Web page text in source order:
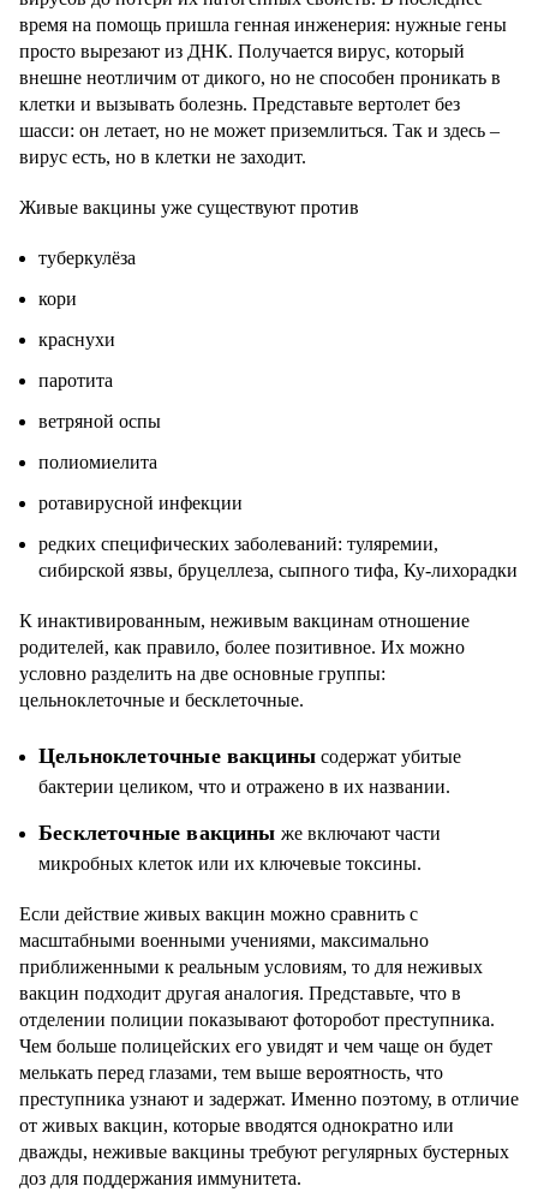
время на помощь пришла генная инженерия: нужные гены
просто вырезают из ДНК. Получается вирус, который
внешне неотличим от дикого, но не способен проникать в
клетки и вызывать болезнь. Представьте вертолет без
шасси: он летает, но не может приземлиться. Так и здесь –
вирус есть, но в клетки не заходит.
Живые вакцины уже существуют против
туберкулёза
кори
краснухи
паротита
ветряной оспы
полиомиелита
ротавирусной инфекции
редких специфических заболеваний: туляремии,
сибирской язвы, бруцеллеза, сыпного тифа, Ку-лихорадки
К инактивированным, неживым вакцинам отношение
родителей, как правило, более позитивное. Их можно
условно разделить на две основные группы:
цельноклеточные и бесклеточные.
Цельноклеточные вакцины содержат убитые
бактерии целиком, что и отражено в их названии.
Бесклеточные вакцины же включают части
микробных клеток или их ключевые токсины.
Если действие живых вакцин можно сравнить с
масштабными военными учениями, максимально
приближенными к реальным условиям, то для неживых
вакцин подходит другая аналогия. Представьте, что в
отделении полиции показывают фоторобот преступника.
Чем больше полицейских его увидят и чем чаще он будет
мелькать перед глазами, тем выше вероятность, что
преступника узнают и задержат. Именно поэтому, в отличие
от живых вакцин, которые вводятся однократно или
дважды, неживые вакцины требуют регулярных бустерных
доз для поддержания иммунитета.